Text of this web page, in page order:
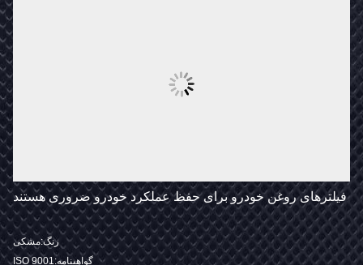
فیلترهای روغن خودرو برای حفظ عملکرد خودرو ضروری هستند
رنگ:مشکی
گواهینامه:ISO 9001